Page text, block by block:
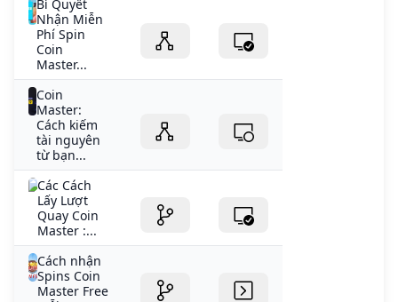
Bí Quyết
Nhận Miễn
Phí Spin
Coin
Master...
Coin
Master:
Cách kiếm
tài nguyên
từ bạn...
Các Cách
Lấy Lượt
Quay Coin
Master :...
Cách nhận
Spins Coin
Master Free